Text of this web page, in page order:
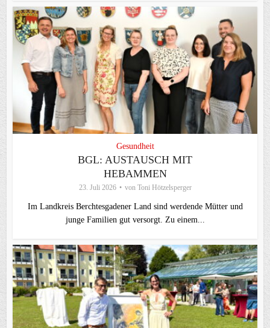
Gesundheit
BGL: AUSTAUSCH MIT
HEBAMMEN
23. Juli 2026 von Toni Hötzelsperger
Im Landkreis Berchtesgadener Land sind werdende Mütter und
junge Familien gut versorgt. Zu einem...